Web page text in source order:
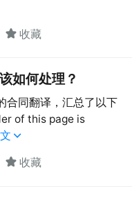
 收藏
如何处理？
合同翻译，汇总了以下
of this page is

 收藏